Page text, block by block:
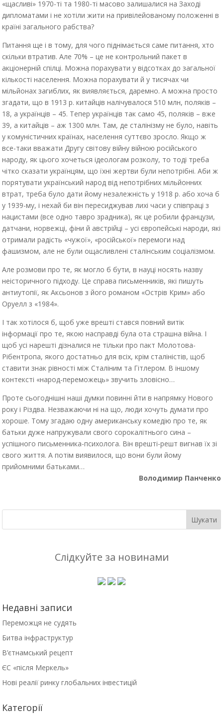
«щасливі» 1970-ті та 1980-ті масово залишалися на Заході
дипломатами і не хотіли жити на привілейованому положенні в
країні загального рабства?
Питання ще і в тому, для чого піднімається саме питання, хто
скільки втратив. Але 70% – це не контрольний пакет в
акціонерній спілці. Можна порахувати у відсотках до загальної
кількості населення. Можна порахувати й у тисячах чи
мільйонах загиблих, як виявляється, даремно. А можна просто
згадати, що в 1913 р. китайців налічувалося 510 млн, поляків –
18, а українців – 45. Тепер українців так само 45, поляків – вже
39, а китайців – аж 1300 млн. Там, де сталінізму не було, навіть
у комуністичних країнах, населення суттєво зросло. Якщо ж
все-таки вважати Другу світову війну війною російського
народу, як цього хочеться ідеологам розколу, то тоді треба
чітко сказати українцям, що їхні жертви були непотрібні. Аби ж
порятувати український народ від непотрібних мільйонних
втрат, треба було дати йому незалежність у 1918 р. або хоча б
у 1939-му, і нехай би він пересиджував лихі часи у співпраці з
нацистами (все одно тавро зрадника), як це робили французи,
датчани, норвежці, фіни й австрійці – усі європейські народи, які
отримали радість «чужої», «російської» перемоги над
фашизмом, але не були ощасливлені сталінським соціалізмом.
Але розмови про те, як могло б бути, в науці носять назву
неісторичного підходу. Це справа письменників, які пишуть
антиутопії, як Аксьонов з його романом «Острів Крим» або
Оруелл з «1984».
І так хотілося б, щоб уже врешті стався повний витік
інформації про те, якою насправді була ота страшна війна. І
щоб усі нарешті дізналися не тільки про пакт Молотова-
Рібентропа, якого достатньо для всіх, крім сталіністів, щоб
ставити знак рівності між Сталіним та Гітлером. В іншому
контексті «народ-переможець» звучить зловісно…
Проте сьогоднішні наші думки повинні йти в напрямку Нового
року і Різдва. Незважаючи ні на що, люди хочуть думати про
хороше. Тому згадаю одну американську комедію про те, як
батьки дуже напружували свого сорокалітнього сина –
успішного письменника-психолога. Він врешті-решт вигнав їх зі
свого життя. А потім виявилося, що вони були йому
прийомними батьками…
Володимир Панченко
Слідкуйте за новинами
Недавні записи
Переможця не судять
Битва інфраструктур
В’єтнамський рецепт
ЄС «після Меркель»
Нові реалії ринку глобальних інвестицій
Категорії